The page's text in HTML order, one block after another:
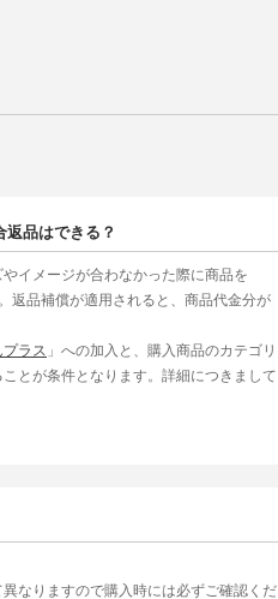
品はできる？
イメージが合わなかった際に商品を
返品補償が適用されると、商品代金分が
ラス 」への加入と、購入商品のカテゴリ
とが条件となります。詳細につきまして
なりますので購入時には必ずご確認くだ